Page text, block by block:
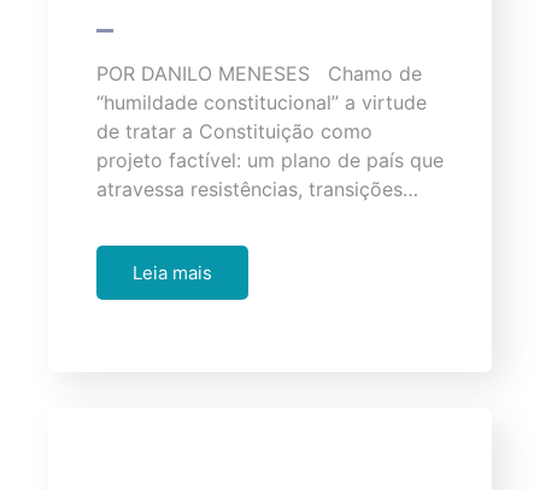
POR DANILO MENESES Chamo de
“humildade constitucional” a virtude
de tratar a Constituição como
projeto factível: um plano de país que
atravessa resistências, transições…
Leia mais